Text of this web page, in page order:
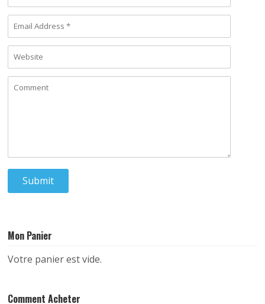
Mon Panier
Votre panier est vide.
Comment Acheter